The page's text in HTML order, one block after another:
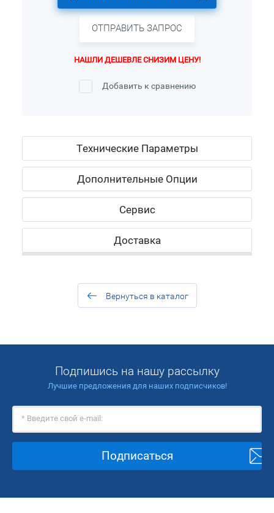
ОТПРАВИТЬ ЗАПРОС
НАШЛИ ДЕШЕВЛЕ СНИЗИМ ЦЕНУ!
Добавить к сравнению
Технические Параметры
Дополнительные Опции
Сервис
Доставка
Вернуться в каталог
Подпишись на нашу рассылку
Лучшие предложения для наших подписчиков!
Подписаться